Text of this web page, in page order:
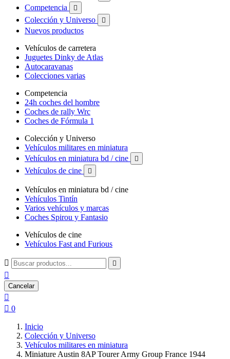
Competencia 
Colección y Universo 
Nuevos productos
Vehículos de carretera
Juguetes Dinky de Atlas
Autocaravanas
Colecciones varias
Competencia
24h coches del hombre
Coches de rally Wrc
Coches de Fórmula 1
Colección y Universo
Vehículos militares en miniatura
Vehículos en miniatura bd / cine

Vehículos de cine 
Vehículos en miniatura bd / cine
Vehículos Tintín
Varios vehículos y marcas
Coches Spirou y Fantasio
Vehículos de cine
Vehículos Fast and Furious
 

Cancelar

 0
Inicio
Colección y Universo
Vehículos militares en miniatura
Miniature Austin 8AP Tourer Army Group France 1944